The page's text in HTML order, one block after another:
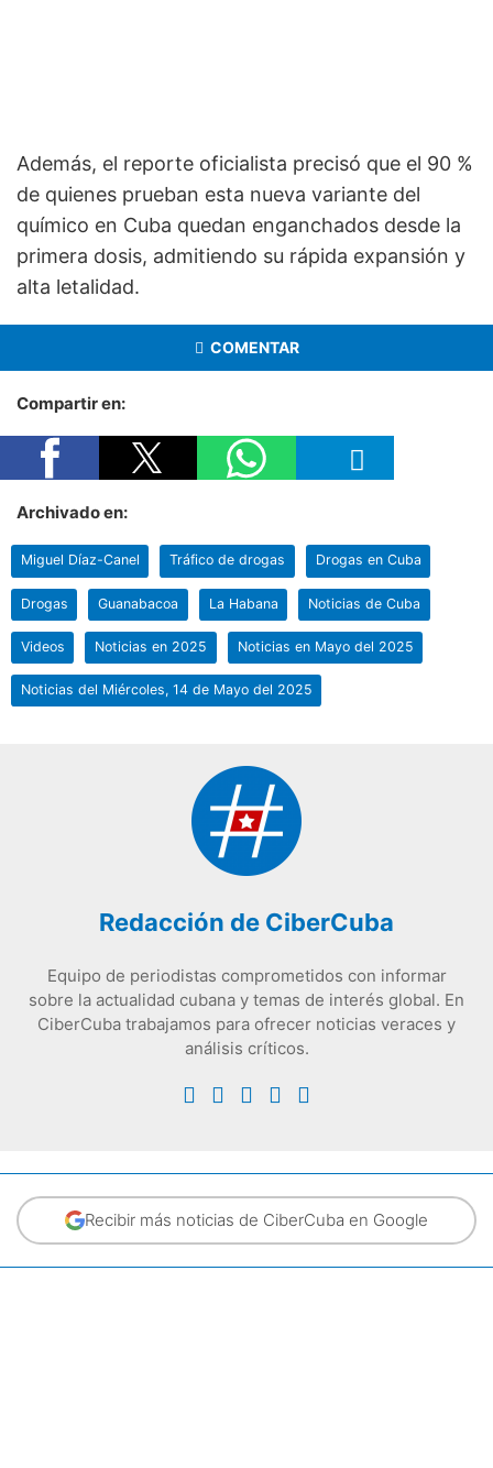
Además, el reporte oficialista precisó que el 90 %
de quienes prueban esta nueva variante del
químico en Cuba quedan enganchados desde la
primera dosis, admitiendo su rápida expansión y
alta letalidad.
COMENTAR
Compartir en:
Archivado en:
Miguel Díaz-Canel Tráfico de drogas Drogas en Cuba
Drogas Guanabacoa La Habana Noticias de Cuba
Videos Noticias en 2025 Noticias en Mayo del 2025
Noticias del Miércoles, 14 de Mayo del 2025
Redacción de CiberCuba
Equipo de periodistas comprometidos con informar
sobre la actualidad cubana y temas de interés global. En
CiberCuba trabajamos para ofrecer noticias veraces y
análisis críticos.
Recibir más noticias de CiberCuba en Google